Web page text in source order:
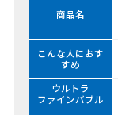
商品名
こんな人におす
すめ
ウルトラ
ファインバブル